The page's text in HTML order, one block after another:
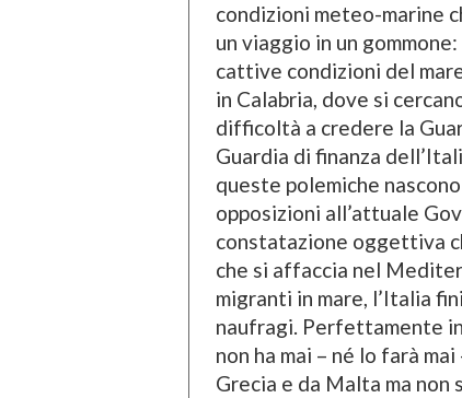
condizioni meteo-marine
un viaggio in un
cattive condizioni del
in Calabria, dove si
difficoltà a credere la
Guardia di finanza
queste polemiche
opposizioni all’attuale
constatazione oggettiva
che si affaccia nel
migranti in mare, l’Italia
naufragi. Perfettamente
non ha mai – né lo farà
Grecia e da Malta ma non